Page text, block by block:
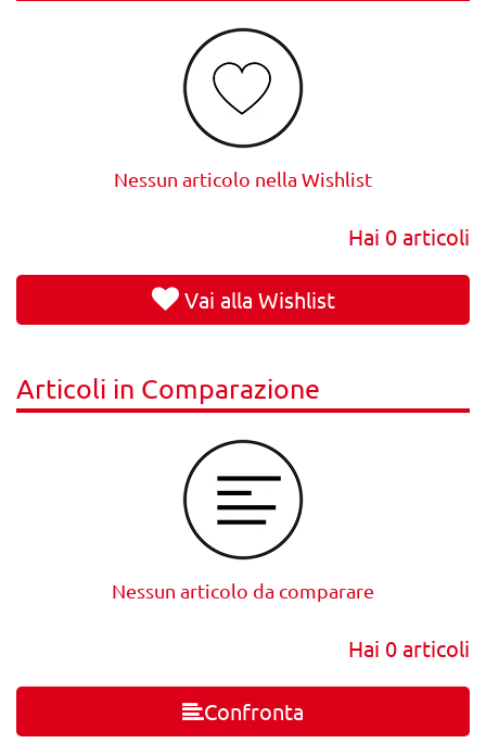
Nessun articolo nella Wishlist
Hai 0 articoli
Vai alla Wishlist
Articoli in Comparazione
Nessun articolo da comparare
Hai 0 articoli
Confronta